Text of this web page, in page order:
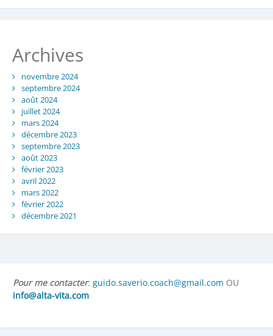
Archives
novembre 2024
septembre 2024
août 2024
juillet 2024
mars 2024
décembre 2023
septembre 2023
août 2023
février 2023
avril 2022
mars 2022
février 2022
décembre 2021
Pour me contacter: guido.saverio.coach@gmail.com OU
info@alta-vita.com